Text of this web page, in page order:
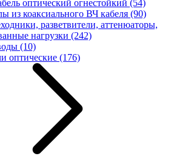
оптический огнестойкий (54)
из коаксиального ВЧ кабеля (90)
разветвители, аттенюаторы,
нагрузки (242)
(10)
оптические (176)